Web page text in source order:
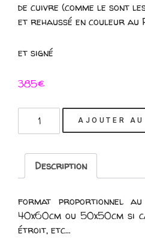
de cuivre (comme le sont
et rehaussé en couleur au
et signé
385€
quantité
choix,
tirage
redoré
sur
TOILE
AJOUTER
Description
format proportionnel au
40x60cm ou 50x50cm si
étroit, etc…